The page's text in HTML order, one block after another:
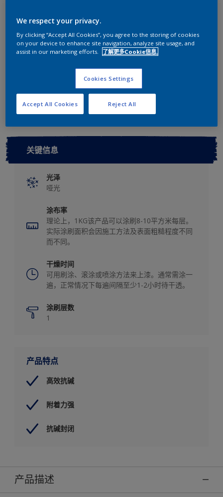
数量 涂刷计算
计算
添加到工作区 查找店铺
关键信息
光泽
哑光
涂布率
理论上，1KG该产品可以涂刷8-10平方米每层。
实际涂刷面积会因施工方法及表面粗糙程度不同
而不同。
干燥时间
可用刷涂、滚涂或喷涂方法来上漆。通常需涂一
遍，正常情况下每遍间隔至少1-2小时待干透。
涂刷层数
1
产品特点
高效抗碱
附着力强
抗碱封闭
产品描述
We respect your privacy.
By clicking “Accept All Cookies”, you agree to the storing of cookies
on your device to enhance site navigation, analyze site usage, and
assist in our marketing efforts.
了解更多Cookie信息.
Cookies Settings
Reject All
Accept All Cookies